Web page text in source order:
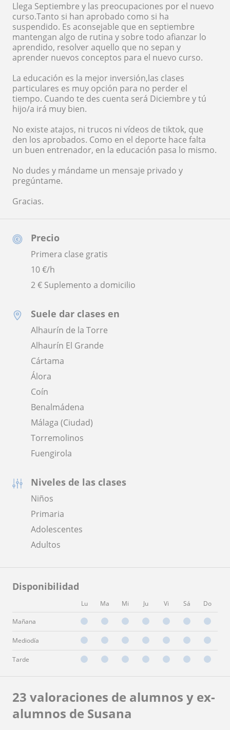
Precio
Primera clase gratis
10€/h
2 € Suplemento a domicilio
Suele dar clases en
Alhaurín de la Torre
Alhaurín El Grande
Cártama
Álora
Coín
Benalmádena
Málaga (Ciudad)
Torremolinos
Fuengirola
Niveles de las clases
Niños
Primaria
Adolescentes
Adultos
Disponibilidad
Lu Ma Mi Ju Vi Sá Do
Mañana
Mediodía
Tarde
Llega Septiembre y las preocupaciones por el nuevo
curso.Tanto si han aprobado como si ha
suspendido. Es aconsejable que en septiembre
mantengan algo de rutina y sobre todo afianzar lo
aprendido, resolver aquello que no sepan y
aprender nuevos conceptos para el nuevo curso.
La educación es la mejor inversión,las clases
particulares es muy opción para no perder el
tiempo. Cuando te des cuenta será Diciembre y tú
hijo/a irá muy bien.
No existe atajos, ni trucos ni vídeos de tiktok, que
den los aprobados. Como en el deporte hace falta
un buen entrenador, en la educación pasa lo mismo.
No dudes y mándame un mensaje privado y
pregúntame.
Gracias.
23 valoraciones de alumnos y ex-
alumnos de Susana